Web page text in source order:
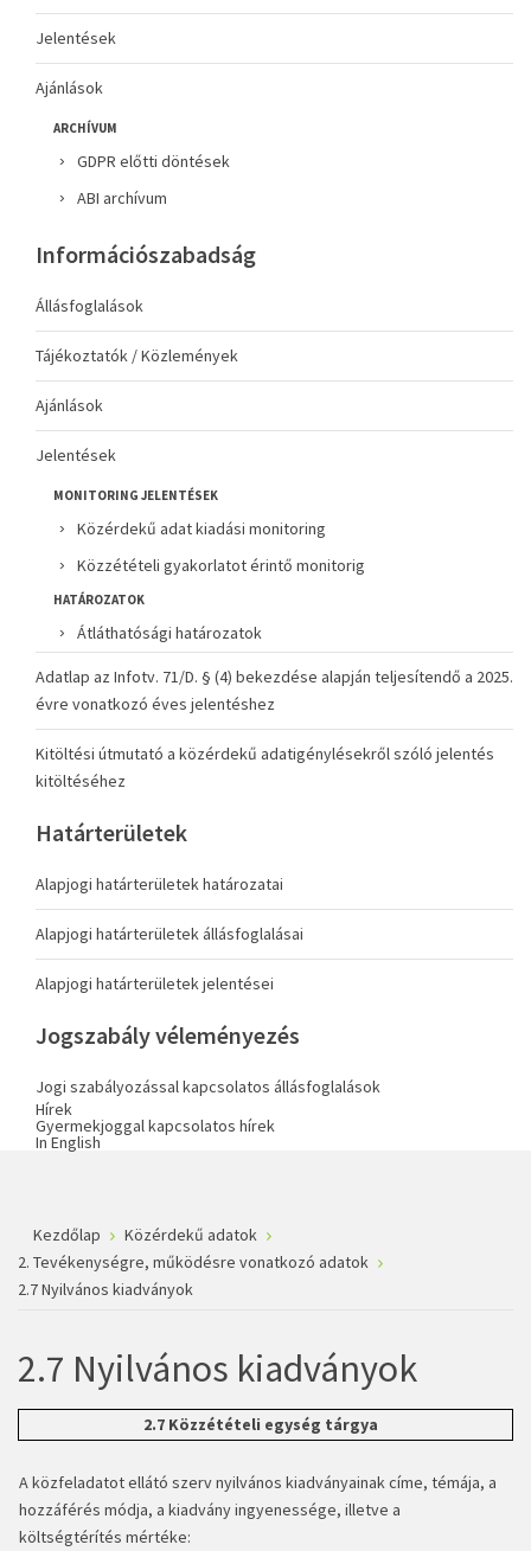
Jelentések
Ajánlások
ARCHÍVUM
GDPR előtti döntések
ABI archívum
Információszabadság
Állásfoglalások
Tájékoztatók / Közlemények
Ajánlások
Jelentések
MONITORING JELENTÉSEK
Közérdekű adat kiadási monitoring
Közzétételi gyakorlatot érintő monitorig
HATÁROZATOK
Átláthatósági határozatok
Adatlap az Infotv. 71/D. § (4) bekezdése alapján teljesítendő a 2025.
évre vonatkozó éves jelentéshez
Kitöltési útmutató a közérdekű adatigénylésekről szóló jelentés
kitöltéséhez
Határterületek
Alapjogi határterületek határozatai
Alapjogi határterületek állásfoglalásai
Alapjogi határterületek jelentései
Jogszabály véleményezés
Jogi szabályozással kapcsolatos állásfoglalások
Hírek
Gyermekjoggal kapcsolatos hírek
In English
Kezdőlap
Közérdekű adatok
2. Tevékenységre, működésre vonatkozó adatok
2.7 Nyilvános kiadványok
2.7 Nyilvános kiadványok
2.7 Közzétételi egység tárgya
A közfeladatot ellátó szerv nyilvános kiadványainak címe, témája, a
hozzáférés módja, a kiadvány ingyenessége, illetve a
költségtérítés mértéke: